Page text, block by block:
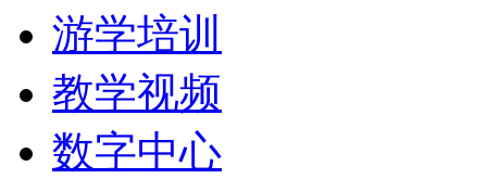
游学培训
教学视频
数字中心